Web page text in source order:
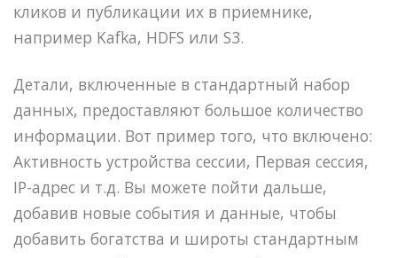
кликов и публикации их в приемнике,
например Kafka, HDFS или S3.
Детали, включенные в стандартный набор
данных, предоставляют большое количество
информации. Вот пример того, что включено:
Активность устройства сессии, Первая сессия,
IP-адрес и т.д. Вы можете пойти дальше,
добавив новые события и данные, чтобы
добавить богатства и широты стандартным